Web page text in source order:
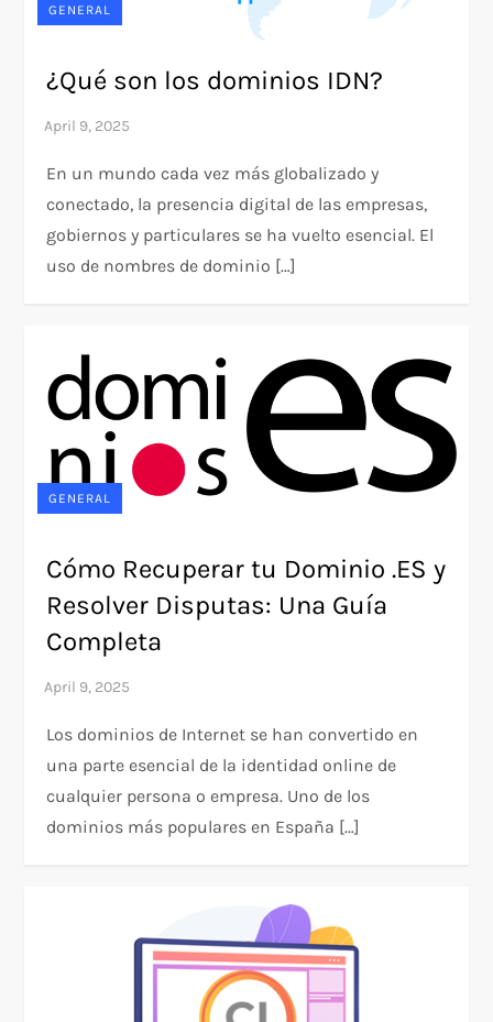
GENERAL
¿Qué son los dominios IDN?
En un mundo cada vez más globalizado y
conectado, la presencia digital de las empresas,
gobiernos y particulares se ha vuelto esencial. El
uso de nombres de dominio […]
GENERAL
Cómo Recuperar tu Dominio .ES y
Resolver Disputas: Una Guía
Completa
Los dominios de Internet se han convertido en
una parte esencial de la identidad online de
cualquier persona o empresa. Uno de los
dominios más populares en España […]